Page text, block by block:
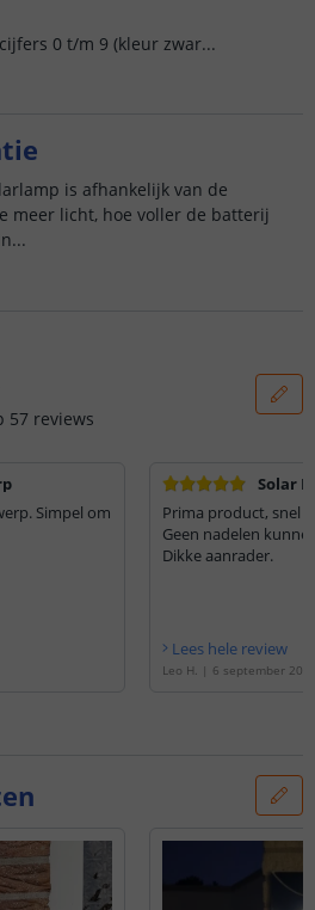
0 t/m 9 (kleur zwar...
is afhankelijk van de
meer licht, hoe voller de batterij
57 reviews
Simpel om
Solar
Prima product, snel
Geen nadelen
Dikke aanrader.
Lees hele review
Leo H. | 6 september